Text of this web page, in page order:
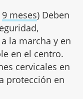
9 meses) Deben
la marcha y en
en el centro.
cervicales en
protección en